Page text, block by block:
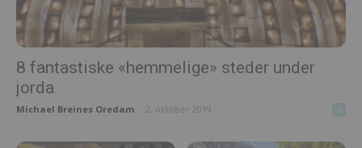
8 fantastiske «hemmelige» steder under
jorda
Michael Breines Oredam 2. oktober 2019